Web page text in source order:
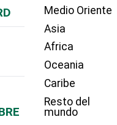
Medio Oriente
Asia
Africa
Oceania
Caribe
Resto del
mundo